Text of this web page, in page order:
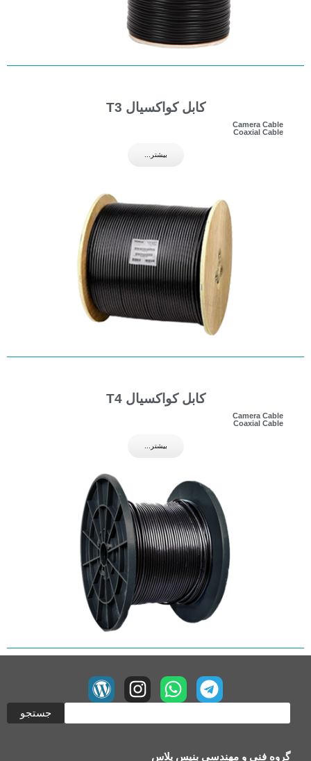
کابل کواکسیال T3
Camera Cable
Coaxial Cable
بیشتر...
کابل کواکسیال T4
Camera Cable
Coaxial Cable
بیشتر...
جستجو
گروه فنی و مهندسی بنیس پلاس